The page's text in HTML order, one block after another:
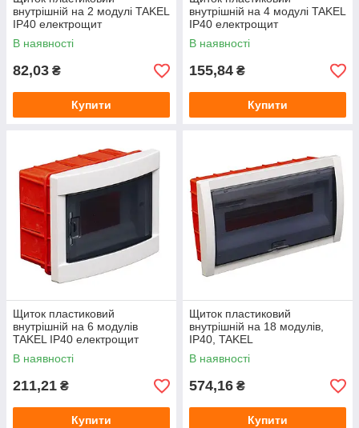
внутрішній на 2 модулі TAKEL
IP40 електрощит
розподільчий
В наявності
82,03 ₴
Купити
внутрішній на 4 модулі TAKEL
IP40 електрощит
розподільчий
В наявності
155,84 ₴
Купити
Щиток пластиковий
внутрішній на 6 модулів
TAKEL IP40 електрощит
розподільчий
В наявності
211,21 ₴
Купити
Щиток пластиковий
внутрішній на 18 модулів,
IP40, TAKEL
В наявності
574,16 ₴
Купити